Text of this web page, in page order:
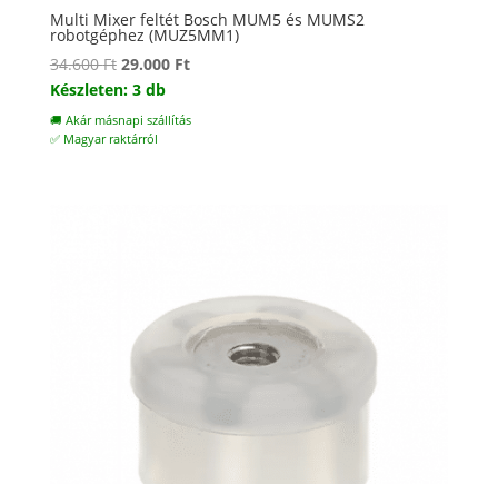
Multi Mixer feltét Bosch MUM5 és MUMS2
robotgéphez (MUZ5MM1)
34.600Ft Original
price
was:
34.600 Ft.
29.000 FtCurrent
is:
Készleten: 3 db
🚚 Akár másnapi szállítás
✅ Magyar raktárról